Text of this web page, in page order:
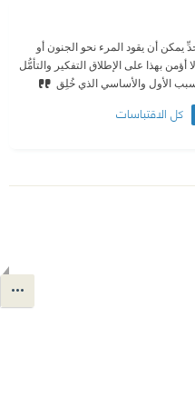
يمكن أن يقود المرء نحو الجنون أو
بهذا على الإطلاق التفكير والتأمُّل
الأول والأساسي الذي خُلِق
كل الاقتباسات